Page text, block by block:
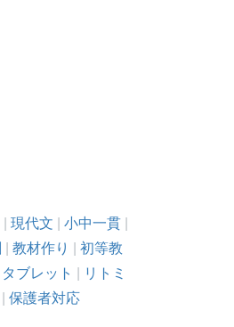
現代文 小中一貫
教材作り
初等教
タブレット
リトミ
保護者対応